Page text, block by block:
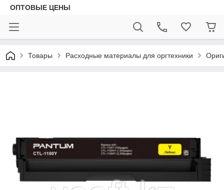
ОПТОВЫЕ ЦЕНЫ
Товары Расходные материалы для оргтехники